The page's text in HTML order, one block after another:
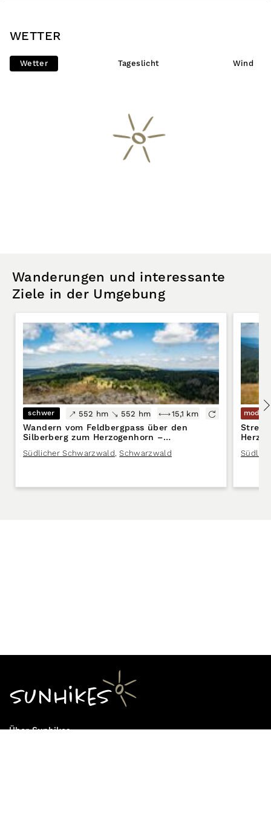
WETTER
Wetter Tageslicht Wind
Wanderungen und interessante
Ziele in der Umgebung
schwer 552 hm 552 hm 15,1 km
Wandern vom Feldbergpass über den
Silberberg zum Herzogenhorn –
Anspruchsvolle Schwarzwaldrunde
Südlicher Schwarzwald, Schwarzwald
Über Sunhikes